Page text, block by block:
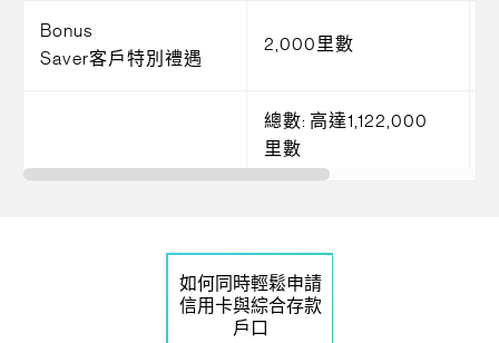
Bonus
Saver客戶特別禮遇
2,000里數
總數: 高達1,122,000
里數
如何同時輕鬆申請
信用卡與綜合存款
戶口